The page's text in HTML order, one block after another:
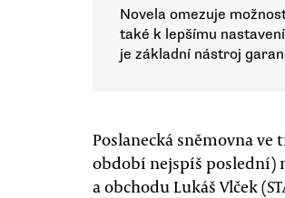
Novela omezuje
také k lepšímu
je základní nástroj
Poslanecká sněmovna
období nejspíš poslední)
a obchodu Lukáš Vlček